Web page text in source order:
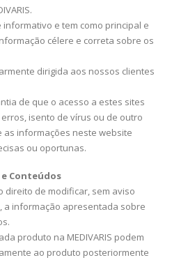
e tem como principal e
célere e correta sobre os
dirigida aos nossos clientes
de que o acesso a estes sites
isento de vírus ou de outro
as informações neste website
ou oportunas.
Conteúdos
direito de modificar, sem aviso
a informação apresentada sobre
produto na MEDIVARIS podem
ao produto posteriormente